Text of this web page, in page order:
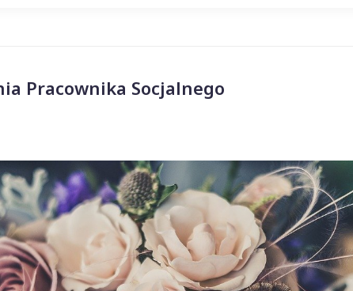
Pracownika Socjalnego